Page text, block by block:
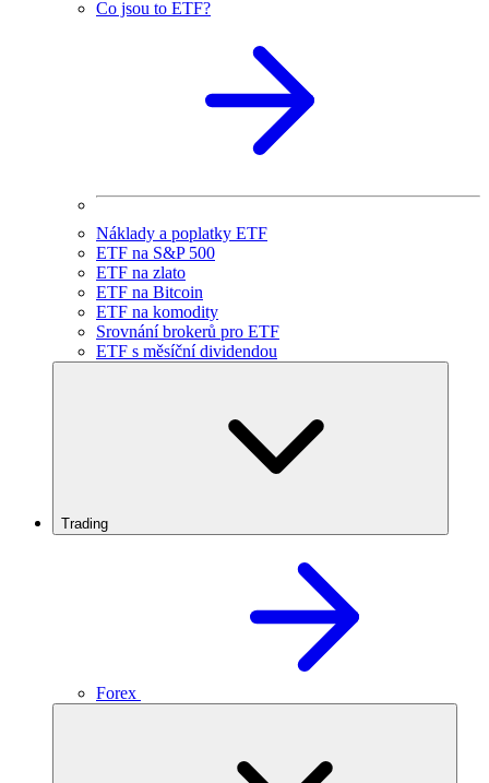
Co jsou to ETF?
Náklady a poplatky ETF
ETF na S&P 500
ETF na zlato
ETF na Bitcoin
ETF na komodity
Srovnání brokerů pro ETF
ETF s měsíční dividendou
Trading
Forex